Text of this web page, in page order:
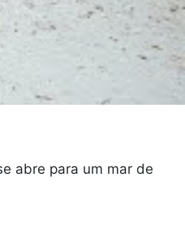
abre para um mar de